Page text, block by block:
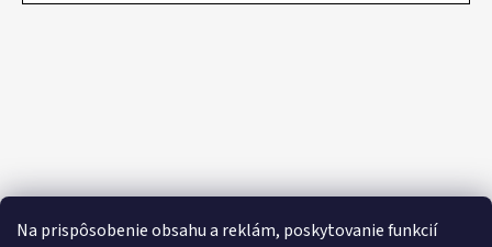
Na prispôsobenie obsahu a reklám, poskytovanie funkcií